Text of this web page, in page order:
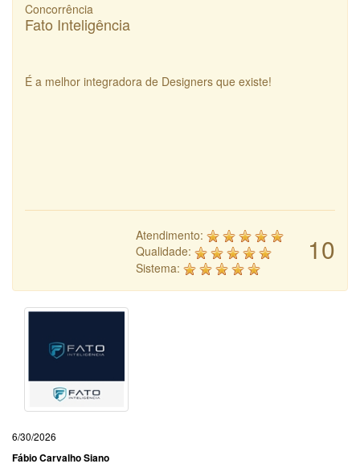
Concorrência
Fato Inteligência
É a melhor integradora de Designers que existe!
10
Atendimento:
Qualidade:
Sistema:
6/30/2026
Fábio Carvalho Siano